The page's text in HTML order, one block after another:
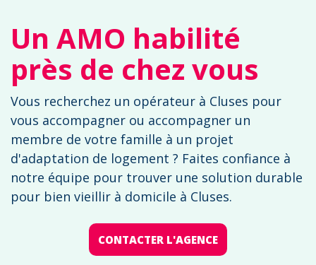
Un AMO habilité
près de chez vous
Vous recherchez un opérateur à Cluses pour
vous accompagner ou accompagner un
membre de votre famille à un projet
d'adaptation de logement ? Faites confiance à
notre équipe pour trouver une solution durable
pour bien vieillir à domicile à Cluses.
CONTACTER L'AGENCE